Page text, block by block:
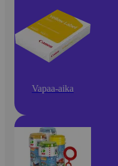
Vapaa-aika